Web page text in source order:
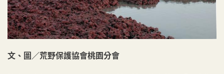
文、圖／荒野保護協會桃園分會